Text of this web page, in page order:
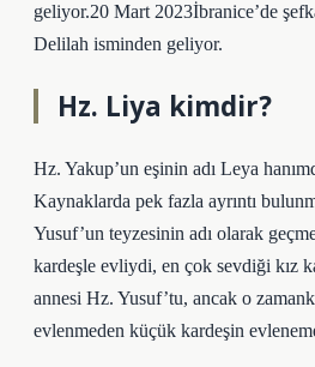
geliyor.20 Mart 2023İbranice’de
Delilah isminden geliyor.
Hz. Liya kimdir?
Hz. Yakup’un eşinin adı Leya
Kaynaklarda pek fazla ayrıntı
Yusuf’un teyzesinin adı olarak
kardeşle evliydi, en çok sevdiği kız
annesi Hz. Yusuf’tu, ancak o
evlenmeden küçük kardeşin